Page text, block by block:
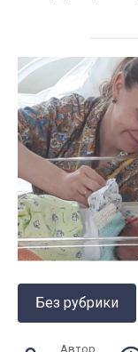
Без рубрики
Автор